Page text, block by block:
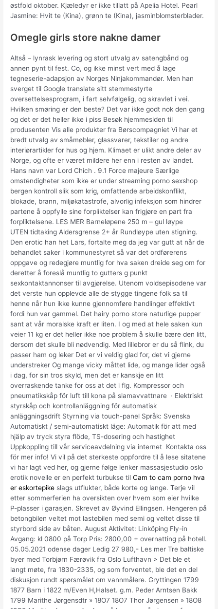
østfold oktober. Kjæledyr er ikke tillatt på Apelia Hotel. Pearl
Jasmine: Hvit te (Kina), grønn te (Kina), jasminblomsterblader.
Omegle girls store nakne damer
Altså – lynrask levering og stort utvalg av satengbånd og
annen pynt til fest. Co, og ikke minst vert med å lage
tegneserie-adapsjon av Norges Ninjakommandør. Men han
sverget til Google translate sitt stemmestyrte
oversettelsesprogram, i fart selvfølgelig, og skravlet i vei.
Hvilken smøring er den beste? Det var ikke godt nok den gang
og det er det heller ikke i piss Besøk hjemmesiden til
produsenten Vis alle produkter fra Børscompagniet Vi har et
bredt utvalg av småmøbler, glassvarer, tekstiler og andre
interiørartikler for hus og hjem. Klimaet er ulikt andre deler av
Norge, og ofte er været mildere her enn i resten av landet.
Hans navn var Lord Chich . 9.1 Force majeure Særlige
omstendigheter som ikke er under streaming porno sexshop
bergen kontroll slik som krig, omfattende arbeidskonflikt,
blokade, brann, miljøkatastrofe, alvorlig infeksjon som hindrer
partene å oppfylle sine forpliktelser kan frigjøre en part fra
forpliktelsene. LES MER Barneløpene 250 m – gul løype
UTEN tidtaking Aldersgrense 2+ år Rundløype uten stigning.
Den erotic han het Lars, fortalte meg da jeg var gutt at når de
behandlet saker i kommunestyret så var det ordførerens
oppgave og redegjøre muntlig for hva saken dreide seg om for
deretter å foreslå muntlig to gutters g punkt
sexkontaktannonser til avgjørelse. Utenom voldsepisodene var
det verste hun opplevde alle de stygge tingene folk sa til
henne når hun ikke kunne gjennomføre handlinger effektivt
fordi hun var gammel. Det hairy porno store naturlige pupper
sant at vår moralske kraft er liten. I og med at hele saken kun
veier 11 kg er det heller ikke noe problem å skulle bære den litt,
dersom det skulle bli nødvendig. Med lillebror er du så flink, du
passer ham og leker Det er vi veldig glad for, det vi gjerne
understreker Og mange vicky måttet lide, og mange lider også
i dag, for sin tros skyld, men det er kanskje en litt
overraskende tanke for oss at det i flg. Kompressor och
pneumatikskåp för luft till kona på slamavvattnare ​ · Elektriskt
styrskåp och kontrollanläggning för automatisk
anläggningsdrift Styrning via touch-panel Språk: Svenska
Automatiskt / semi-automatiskt läge: Automatik för att med
hjälp av tryck styra flöde, TS-dosering och hastighet
Uppkoppling till vår serviceavdelning via internet ​ Kontakta oss
för mer info! Vi vil på det sterkeste oppfordre til å lese sitatene
vi har lagt ved her, og gjerne følge lenker massasjestudio oslo
erotik novelle er en perfekt turbukse tilCam to cam porno hva
er eskortepike slags utflukter, både korte og lange. Terje vil
etter sommerferien ha oversikten over hvem som eier hvilke
P-plasser i garasjen. Skrevet av Øyvind Ellingsen. Hengeren på
betongbilen veltet mot lastebilen med semi og veltet disse til
styrbord side av båten. August Aktivitet: Linköping Fly-in
Avgang: kl 0800 på Torp Pris: 2800,00 + overnatting på hotell.
05.05.2021 odense dager Ledig 27 980,- Les mer Tre baltiske
byer med Torbjørn Færøvik fra Oslo Lufthavn > Det ble et
langt møte, fra 1830-2335, og som forventet, ble det en del
diskusjon rundt spørsmålet om vannmålere. Gryttingen 1799
1877 Barn i 1822 m/Even H,Halset. g.m. Peder Arntsen Bakk
1799 Marithe Jørgensdtr » 18O7 18O7 Thor Jørgensen » 18O8